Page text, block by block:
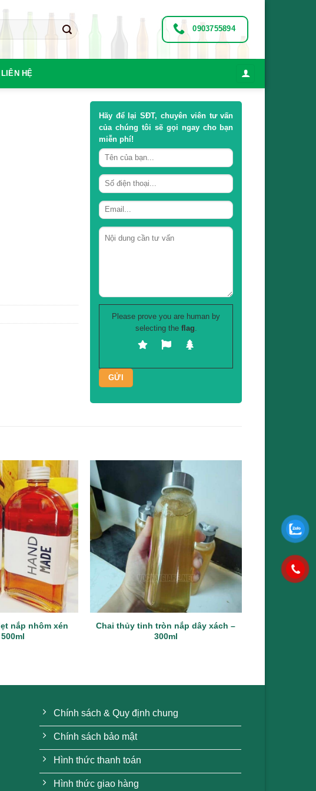
0903755894
LIÊN HỆ
Hãy để lại SĐT, chuyên viên tư vấn
của chúng tôi sẽ gọi ngay cho bạn
miễn phí!
Please prove you are human by
selecting theflag.
nắp nhôm xén
Chai thủy tinh tròn nắp dây xách –
300ml
Chính sách & Quy định chung
Chính sách bảo mật
Hình thức thanh toán
Hình thức giao hàng